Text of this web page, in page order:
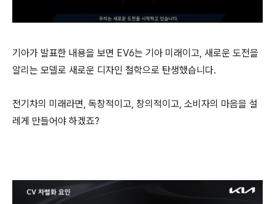
기아가 발표한 내용을 보면 EV6는 기아 미래이고, 새로운 도전을
알리는 모델로 새로운 디자인 철학으로 탄생했습니다.
전기차의 미래라면, 독창적이고, 창의적이고, 소비자의 마음을 설
레게 만들어야 하겠죠?